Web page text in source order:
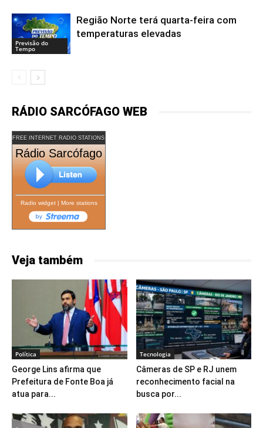
Previsão do
Tempo
Região Norte terá quarta-feira com
temperaturas elevadas
RÁDIO SARCÓFAGO WEB
FREE INTERNET RADIO STATIONS
Rádio Sarcófago
Radio widget| More stations
Veja também
Política
George Lins afirma que
Prefeitura de Fonte Boa já
atua para...
Tecnologia
Câmeras de SP e RJ unem
reconhecimento facial na
busca por...